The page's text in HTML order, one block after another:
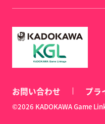
お問い合わせ プラ
©2026 KADOKAWA Game